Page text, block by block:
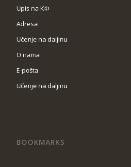
Upis na КФ
Adresa
Učenje na daljinu
O nama
Е-pošta
Učenje na daljinu
BOOKMARKS